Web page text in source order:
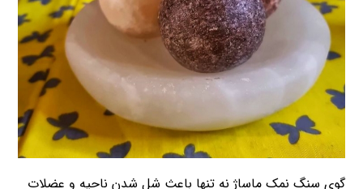
گوی سنگ نمک ماساژ نه تنها باعث شل شدن ناحیه و عضلات